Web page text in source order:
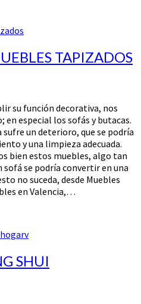
TAPIZADOS
su función decorativa, nos
en especial los sofás y butacas.
un deterioro, que se podría
y una limpieza adecuada.
bien estos muebles, algo tan
se podría convertir en una
no suceda, desde Muebles
en Valencia,…
SHUI